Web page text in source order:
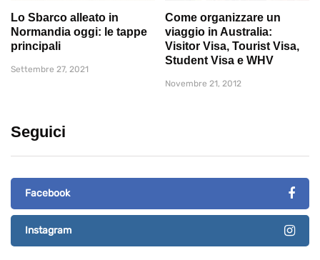
Lo Sbarco alleato in
Normandia oggi: le tappe
principali
Settembre 27, 2021
Come organizzare un
viaggio in Australia:
Visitor Visa, Tourist Visa,
Student Visa e WHV
Novembre 21, 2012
Seguici
Facebook
Instagram